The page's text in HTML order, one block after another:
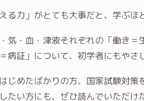
る力」がとても大事だと、学ぶほ
気・血・津液それぞれの「働き＝
病証」について、初学者にもやさ
じめたばかりの方、国家試験対策
たい方にも、ぜひ読んでいただけ